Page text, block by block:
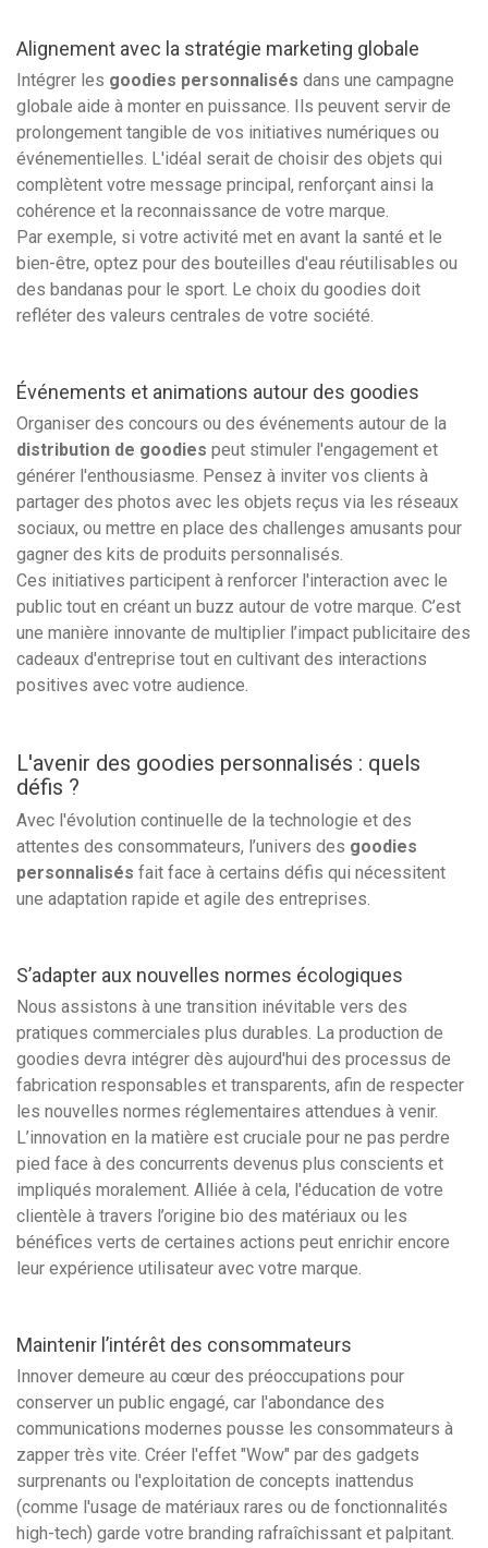
Alignement avec la stratégie marketing globale
Intégrer les goodies personnalisés dans une campagne
globale aide à monter en puissance. Ils peuvent servir de
prolongement tangible de vos initiatives numériques ou
événementielles. L'idéal serait de choisir des objets qui
complètent votre message principal, renforçant ainsi la
cohérence et la reconnaissance de votre marque.
Par exemple, si votre activité met en avant la santé et le
bien-être, optez pour des bouteilles d'eau réutilisables ou
des bandanas pour le sport. Le choix du goodies doit
refléter des valeurs centrales de votre société.
Événements et animations autour des goodies
Organiser des concours ou des événements autour de la
distribution de goodies peut stimuler l'engagement et
générer l'enthousiasme. Pensez à inviter vos clients à
partager des photos avec les objets reçus via les réseaux
sociaux, ou mettre en place des challenges amusants pour
gagner des kits de produits personnalisés.
Ces initiatives participent à renforcer l'interaction avec le
public tout en créant un buzz autour de votre marque. C’est
une manière innovante de multiplier l’impact publicitaire des
cadeaux d'entreprise tout en cultivant des interactions
positives avec votre audience.
L'avenir des goodies personnalisés : quels
défis ?
Avec l'évolution continuelle de la technologie et des
attentes des consommateurs, l’univers des goodies
personnalisés fait face à certains défis qui nécessitent
une adaptation rapide et agile des entreprises.
S’adapter aux nouvelles normes écologiques
Nous assistons à une transition inévitable vers des
pratiques commerciales plus durables. La production de
goodies devra intégrer dès aujourd'hui des processus de
fabrication responsables et transparents, afin de respecter
les nouvelles normes réglementaires attendues à venir.
L’innovation en la matière est cruciale pour ne pas perdre
pied face à des concurrents devenus plus conscients et
impliqués moralement. Alliée à cela, l'éducation de votre
clientèle à travers l’origine bio des matériaux ou les
bénéfices verts de certaines actions peut enrichir encore
leur expérience utilisateur avec votre marque.
Maintenir l’intérêt des consommateurs
Innover demeure au cœur des préoccupations pour
conserver un public engagé, car l'abondance des
communications modernes pousse les consommateurs à
zapper très vite. Créer l'effet "Wow" par des gadgets
surprenants ou l'exploitation de concepts inattendus
(comme l'usage de matériaux rares ou de fonctionnalités
high-tech) garde votre branding rafraîchissant et palpitant.